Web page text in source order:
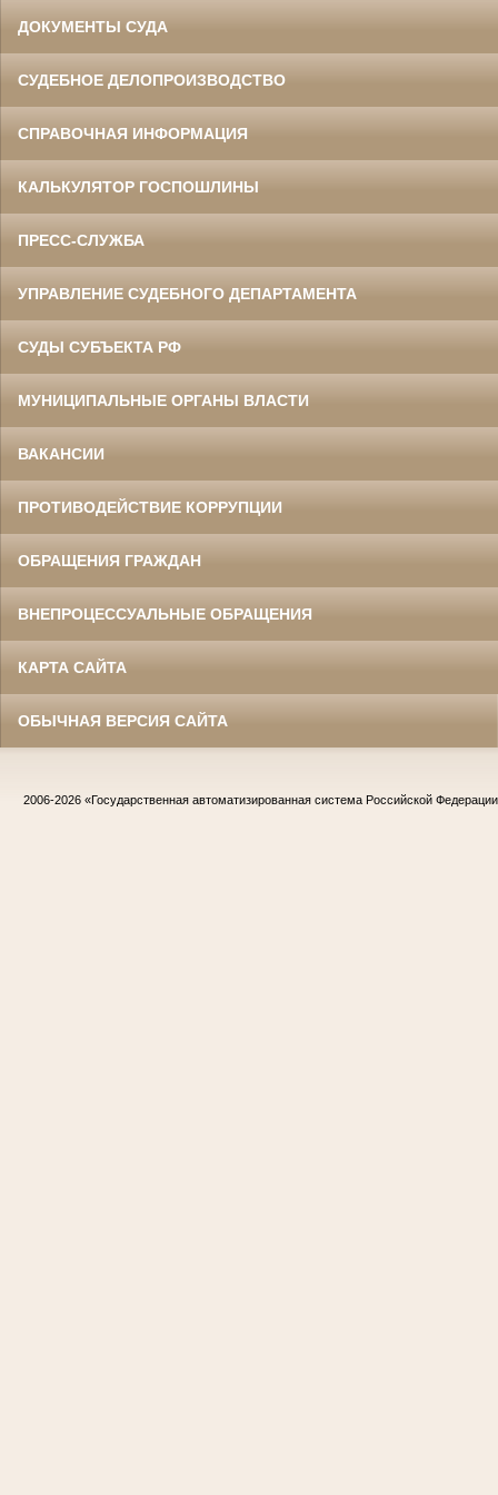
Данилов Василий Степанович
Председатель Белгородского
в период с 1960 по 1973 гг.
Ермоленко Фаина Семеновна
Главный бухгалтер Белгородского
областного суда
Жилин Иван Назарович
Судья Белгородского областного суда
ДОКУМЕНТЫ СУДА
СУДЕБНОЕ ДЕЛОПРОИЗВОДСТВО
СПРАВОЧНАЯ ИНФОРМАЦИЯ
КАЛЬКУЛЯТОР ГОСПОШЛИНЫ
ПРЕСС-СЛУЖБА
УПРАВЛЕНИЕ СУДЕБНОГО ДЕПАРТАМЕНТА
СУДЫ СУБЪЕКТА РФ
МУНИЦИПАЛЬНЫЕ ОРГАНЫ ВЛАСТИ
ВАКАНСИИ
ПРОТИВОДЕЙСТВИЕ КОРРУПЦИИ
ОБРАЩЕНИЯ ГРАЖДАН
ВНЕПРОЦЕССУАЛЬНЫЕ ОБРАЩЕНИЯ
КАРТА САЙТА
ОБЫЧНАЯ ВЕРСИЯ САЙТА
2006-2026 «Государственная автоматизированная система Российской